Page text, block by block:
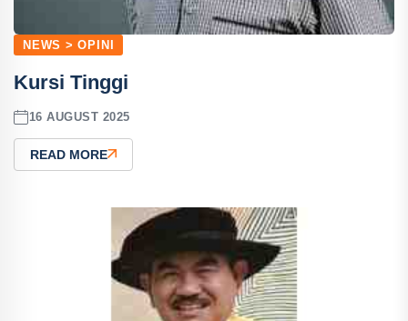
NEWS > OPINI
Kursi Tinggi
16 AUGUST 2025
READ MORE